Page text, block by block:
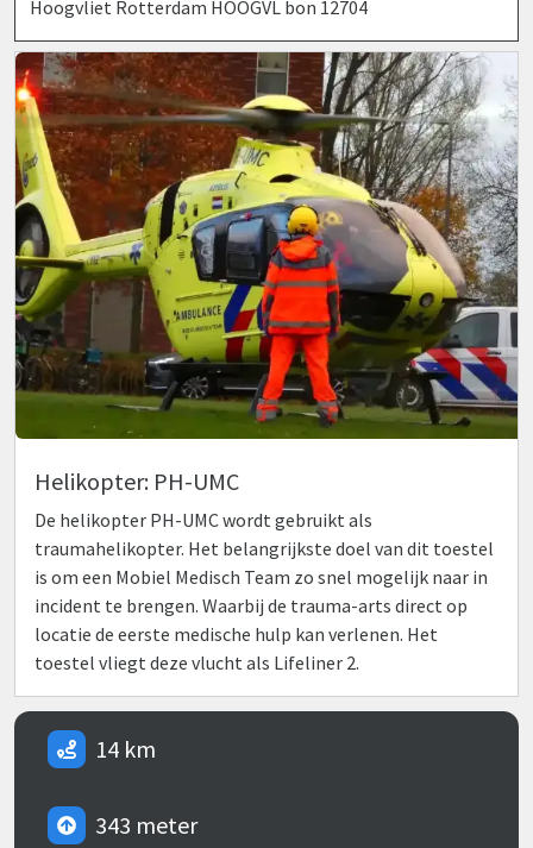
Hoogvliet Rotterdam HOOGVL bon 12704
Helikopter: PH-UMC
De helikopter PH-UMC wordt gebruikt als
traumahelikopter. Het belangrijkste doel van dit toestel
is om een Mobiel Medisch Team zo snel mogelijk naar in
incident te brengen. Waarbij de trauma-arts direct op
locatie de eerste medische hulp kan verlenen. Het
toestel vliegt deze vlucht als Lifeliner 2.
14 km
343 meter